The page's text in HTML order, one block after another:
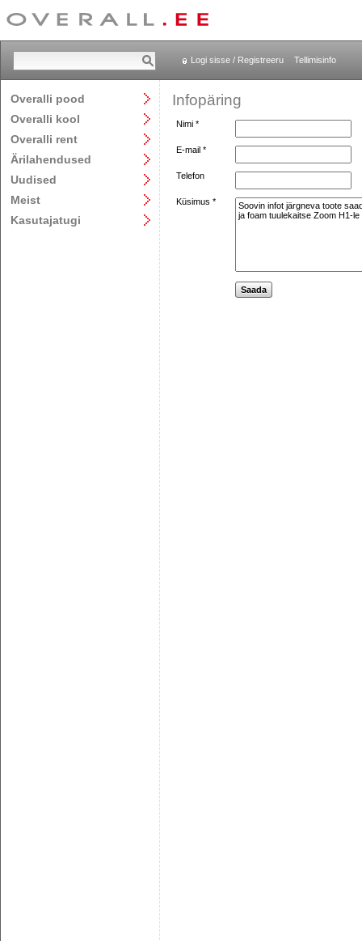
Logi sisse / Registreeru Tellimisinfo
Overalli pood
Overalli kool
Overalli rent
Ärilahendused
Uudised
Meist
Kasutajatugi
Infopäring
Nimi *
E-mail *
Telefon
Küsimus *
Saada